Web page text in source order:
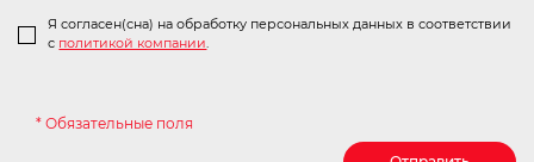
Я согласен(сна) на обработку персональных данных в соответствии
с политикой компании.
* Обязательные поля